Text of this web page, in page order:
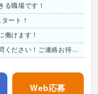
る職場です！
ート！
働けます！
ご不明な点はお気軽にご質問ください！ご連絡お待ちしています♪
Web応募